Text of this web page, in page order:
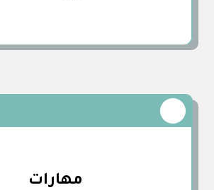
مهارات